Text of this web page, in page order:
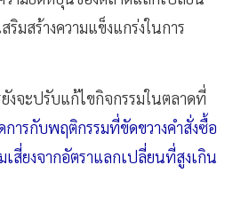
ริมสร้างความแข็งแกร่งในการ
งจะปรับแก้ไขกิจกรรมในตลาดที่
การกับพฤติกรรมที่ขัดขวางคำสั่งซื้อ
สี่ยงจากอัตราแลกเปลี่ยนที่สูงเกิน